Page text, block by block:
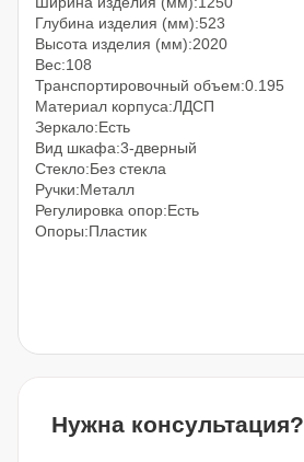
Глубина изделия (мм):523
Высота изделия (мм):2020
Вес:108
Транспортировочный объем:0.195
Материал корпуса:ЛДСП
Зеркало:Есть
Вид шкафа:3-дверный
Стекло:Без стекла
Ручки:Металл
Регулировка опор:Есть
Опоры:Пластик
Нужна консультация?